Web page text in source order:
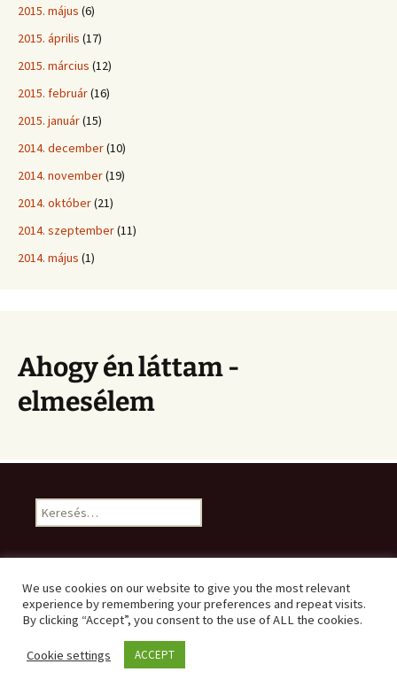
2015. május (6)
2015. április (17)
2015. március (12)
2015. február(16)
2015. január(15)
2014. december(10)
2014. november(19)
2014. október(21)
2014. szeptember(11)
2014. május (1)
Ahogy én láttam -
elmesélem
Keresés:
Archívum
Archívum
We use cookies on our website to give you the most relevant
experience by remembering your preferences and repeat visits.
By clicking “Accept”, you consent to the use of ALL the cookies.
Cookie settings ACCEPT